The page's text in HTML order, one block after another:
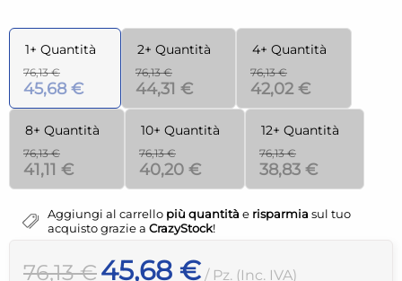
1+ Quantità
76,13 €
45,68 €
2+ Quantità
76,13 €
44,31 €
4+ Quantità
76,13 €
42,02 €
8+ Quantità
76,13 €
41,11 €
10+ Quantità
76,13 €
40,20 €
12+ Quantità
76,13 €
38,83 €
Aggiungi al carrello più quantità e risparmia sul tuo
acquisto grazie a CrazyStock!
76,13 €45,68 € / Pz. (Inc. IVA)